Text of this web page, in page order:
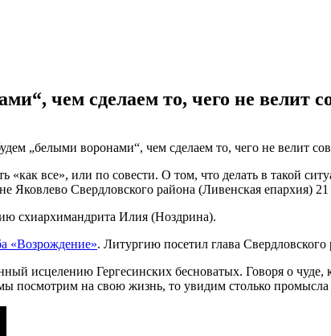
чем сделаем то, чего не велит
все», или по совести. О том, что делать в такой
Яковлево Свердловского района (Ливенская епархия)
схиархимандрита Илия (Ноздрина).
«Возрождение». Литургию посетил глава
исцелению Гергесинских бесноватых. Говоря о чуде,
посмотрим на свою жизнь, то увидим столько